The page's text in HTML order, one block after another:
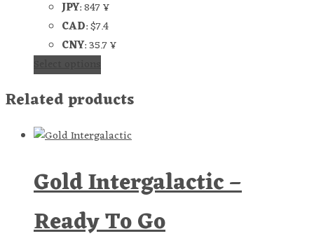
JPY:847 ¥
CAD:$7.4
CNY:35.7 ¥
Related products
Gold Intergalactic –
Ready To Go